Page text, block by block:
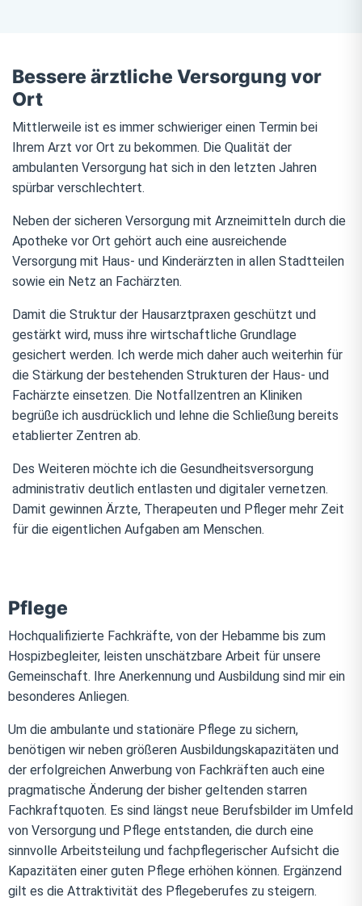
Bessere ärztliche Versorgung vor
Ort
Mittlerweile ist es immer schwieriger einen Termin bei
Ihrem Arzt vor Ort zu bekommen. Die Qualität der
ambulanten Versorgung hat sich in den letzten Jahren
spürbar verschlechtert.
Neben der sicheren Versorgung mit Arzneimitteln durch die
Apotheke vor Ort gehört auch eine ausreichende
Versorgung mit Haus- und Kinderärzten in allen Stadtteilen
sowie ein Netz an Fachärzten.
Damit die Struktur der Hausarztpraxen geschützt und
gestärkt wird, muss ihre wirtschaftliche Grundlage
gesichert werden. Ich werde mich daher auch weiterhin für
die Stärkung der bestehenden Strukturen der Haus- und
Fachärzte einsetzen. Die Notfallzentren an Kliniken
begrüße ich ausdrücklich und lehne die Schließung bereits
etablierter Zentren ab.
Des Weiteren möchte ich die Gesundheitsversorgung
administrativ deutlich entlasten und digitaler vernetzen.
Damit gewinnen Ärzte, Therapeuten und Pfleger mehr Zeit
für die eigentlichen Aufgaben am Menschen.
Pflege
Hochqualifizierte Fachkräfte, von der Hebamme bis zum
Hospizbegleiter, leisten unschätzbare Arbeit für unsere
Gemeinschaft. Ihre Anerkennung und Ausbildung sind mir ein
besonderes Anliegen.
Um die ambulante und stationäre Pflege zu sichern,
benötigen wir neben größeren Ausbildungskapazitäten und
der erfolgreichen Anwerbung von Fachkräften auch eine
pragmatische Änderung der bisher geltenden starren
Fachkraftquoten. Es sind längst neue Berufsbilder im Umfeld
von Versorgung und Pflege entstanden, die durch eine
sinnvolle Arbeitsteilung und fachpflegerischer Aufsicht die
Kapazitäten einer guten Pflege erhöhen können. Ergänzend
gilt es die Attraktivität des Pflegeberufes zu steigern.